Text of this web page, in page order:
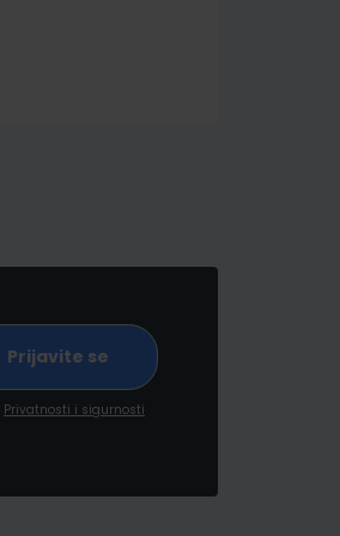
Privatnosti i sigurnosti